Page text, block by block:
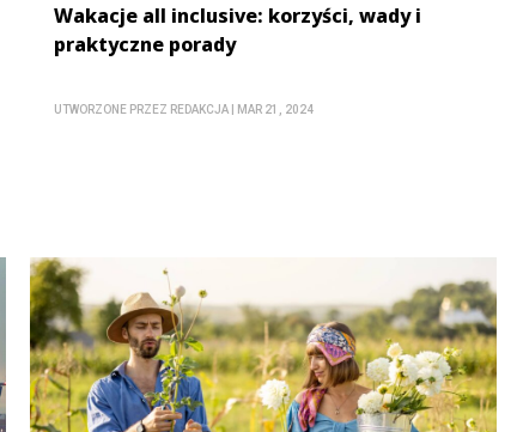
Wakacje all inclusive: korzyści, wady i
praktyczne porady
UTWORZONE PRZEZ REDAKCJA MAR 21, 2024